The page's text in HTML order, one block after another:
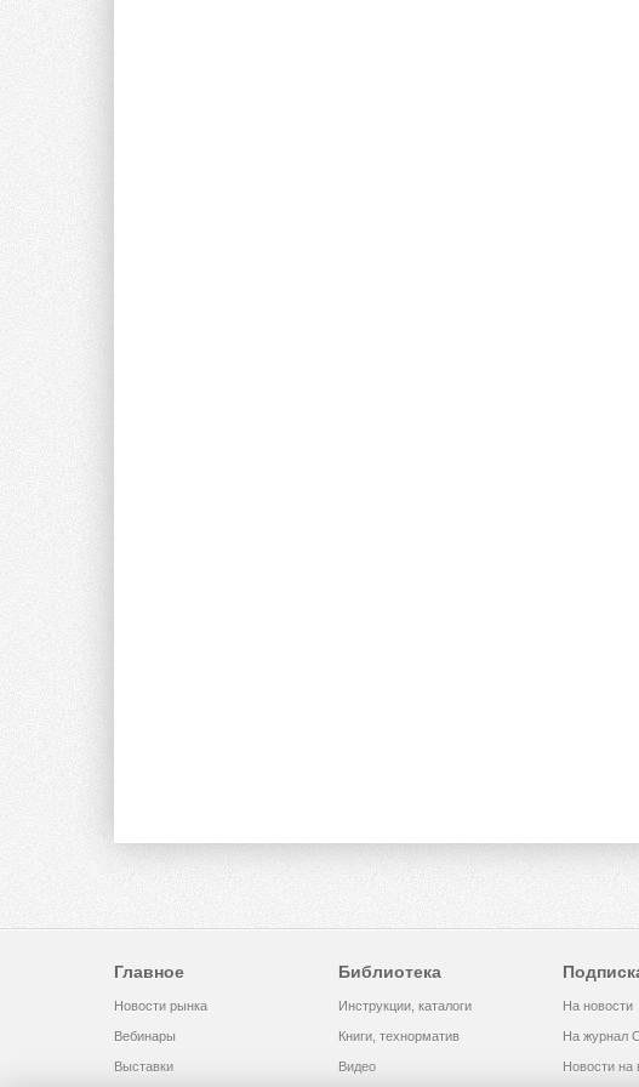
Главное
Новости рынка
Вебинары
Выставки
Библиотека
Инструкции, каталоги
Книги, технорматив
Видео
На новости
На журнал
Новости на